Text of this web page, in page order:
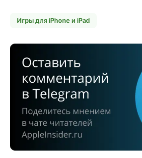
Игры для iPhone и iPad